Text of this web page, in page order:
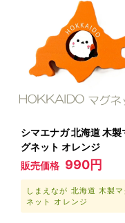
シマエナガ 北海道 木製
グネット オレンジ
販売価格 990円
しまえなが 北海道 木製マ
ネット オレンジ